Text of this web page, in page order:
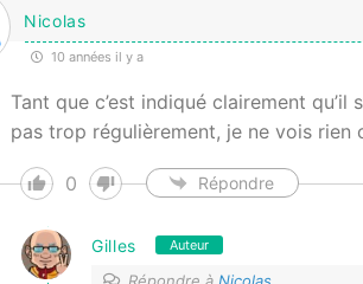
Nicolas
10 années il y a
Tant que c’est indiqué clairement
pas trop régulièrement, je ne vois rien
0 Répondre
Gilles Auteur
Répondre à Nicolas